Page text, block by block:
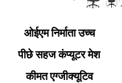
ओईएम निर्माता उच्च
पीछे सहज कंप्यूटर मेश
कीमत एग्जीक्यूटिव